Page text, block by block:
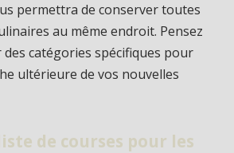
permettra de conserver toutes
au même endroit. Pensez
catégories spécifiques pour
ultérieure de vos nouvelles
de courses pour les